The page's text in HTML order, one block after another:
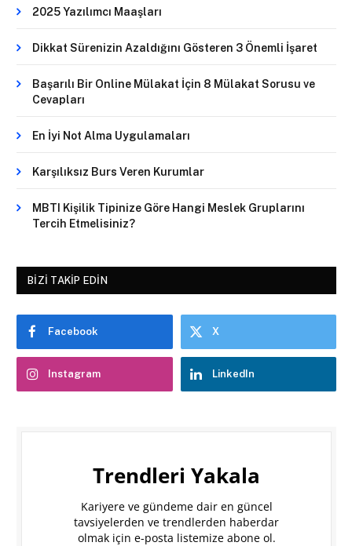
2025 Yazılımcı Maaşları
Dikkat Sürenizin Azaldığını Gösteren 3 Önemli İşaret
Başarılı Bir Online Mülakat İçin 8 Mülakat Sorusu ve
Cevapları
En İyi Not Alma Uygulamaları
Karşılıksız Burs Veren Kurumlar
MBTI Kişilik Tipinize Göre Hangi Meslek Gruplarını
Tercih Etmelisiniz?
BIZI TAKIP EDIN
Facebook X
Instagram LinkedIn
Trendleri Yakala
Kariyere ve gündeme dair en güncel
tavsiyelerden ve trendlerden haberdar
olmak için e-posta listemize abone ol.